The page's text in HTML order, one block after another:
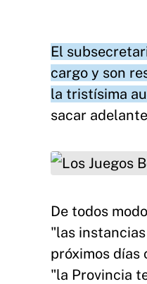
El
cargo y son
la tristísima
sacar
De todos
"las
próximos días
"la Provincia